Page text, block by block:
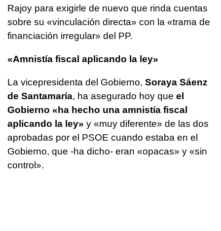
Rajoy para exigirle de nuevo que rinda cuentas
sobre su «vinculación directa» con la «trama de
financiación irregular» del PP.
«Amnistía fiscal aplicando la ley»
La vicepresidenta del Gobierno, Soraya Sáenz
de Santamaría, ha asegurado hoy que el
Gobierno «ha hecho una amnistía fiscal
aplicando la ley» y «muy diferente» de las dos
aprobadas por el PSOE cuando estaba en el
Gobierno, que -ha dicho- eran «opacas» y «sin
control».